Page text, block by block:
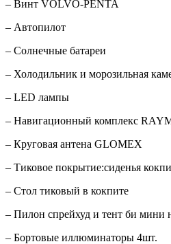
– Винт VOLVO-PENTA
– Автопилот
– Солнечные батареи
– Холодильник и морозильная
– LED лампы
– Навигационный комплекс
– Круговая антена GLOMEX
– Тиковое покрытие:сиденья
– Стол тиковый в кокпите
– Пилон спрейхуд и тент би мини
– Бортовые иллюминаторы 4шт.